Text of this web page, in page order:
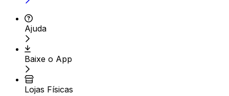
Ajuda
Baixe o App
Lojas Físicas